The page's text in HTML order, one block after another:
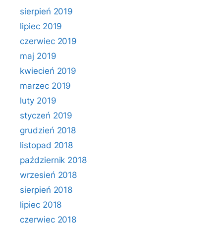
sierpień 2019
lipiec 2019
czerwiec 2019
maj 2019
kwiecień 2019
marzec 2019
luty 2019
styczeń 2019
grudzień 2018
listopad 2018
październik 2018
wrzesień 2018
sierpień 2018
lipiec 2018
czerwiec 2018